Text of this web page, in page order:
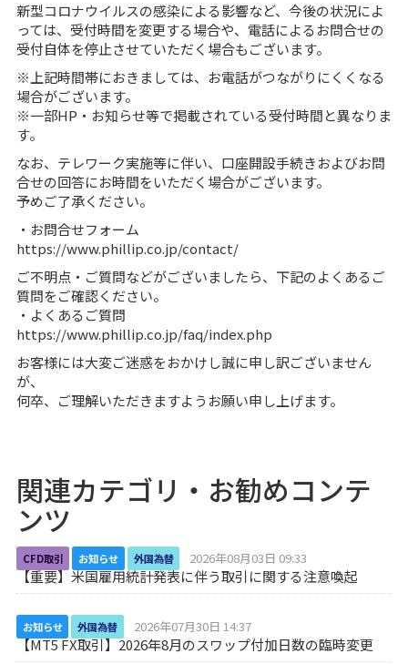
新型コロナウイルスの感染による影響など、今後の状況によ
っては、受付時間を変更する場合や、電話によるお問合せの
受付自体を停止させていただく場合もございます。
※上記時間帯におきましては、お電話がつながりにくくなる
場合がございます。
※一部HP・お知らせ等で掲載されている受付時間と異なりま
す。
なお、テレワーク実施等に伴い、口座開設手続きおよびお問
合せの回答にお時間をいただく場合がございます。
予めご了承ください。
・お問合せフォーム
https://www.phillip.co.jp/contact/
ご不明点・ご質問などがございましたら、下記のよくあるご
質問をご確認ください。
・よくあるご質問
https://www.phillip.co.jp/faq/index.php
お客様には大変ご迷惑をおかけし誠に申し訳ございません
が、
何卒、ご理解いただきますようお願い申し上げます。
関連カテゴリ・お勧めコンテ
ンツ
CFD取引 お知らせ 外国為替 2026年08月03日 09:33
【重要】米国雇用統計発表に伴う取引に関する注意喚起
お知らせ 外国為替 2026年07月30日 14:37
【MT5 FX取引】2026年8月のスワップ付加日数の臨時変更